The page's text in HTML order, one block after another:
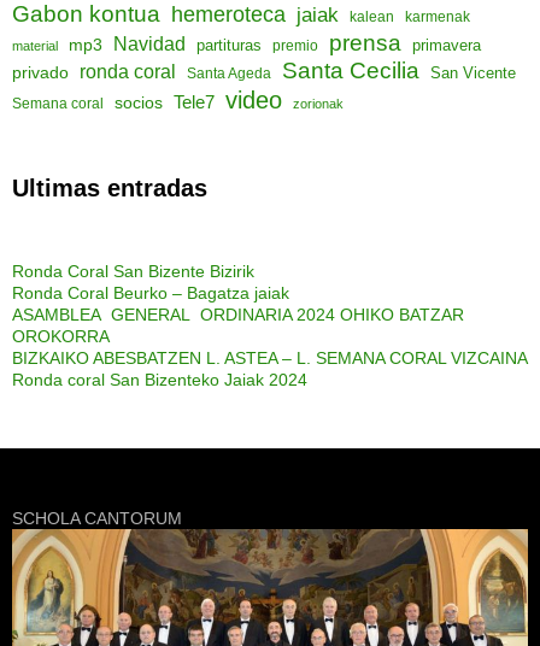
Gabon kontua hemeroteca jaiak kalean
karmenak
material
mp3 Navidad partituras premio prensa primavera
privado ronda coral Santa Ageda Santa Cecilia San Vicente
Semana coral socios Tele7 video zorionak
Ultimas entradas
Ronda Coral San Bizente Bizirik
Ronda Coral Beurko – Bagatza jaiak
ASAMBLEA GENERAL ORDINARIA 2024 OHIKO BATZAR
OROKORRA
BIZKAIKO ABESBATZEN L. ASTEA – L. SEMANA CORAL VIZCAINA
Ronda coral San Bizenteko Jaiak 2024
SCHOLA CANTORUM